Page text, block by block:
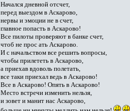
Начался дневной отсчет,
перед выездом в Аскарово,
нервы и эмоции не в счет,
главное попасть в Аскарово!
Все пилоты проверяют в банке счет,
чтоб не прос ать Аскарово.
И с начальством все решить вопросы,
чтобы прилететь в Аскарово,
а приехав вдоволь полетать,
все таки приехал ведь в Аскарово!
Все в Аскарово! Опять в Аскарово!
Место встречи изменить нельзя,
и зовет и манит нас Аскарово,